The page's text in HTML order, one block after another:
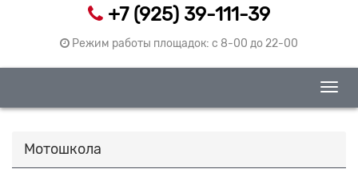
+7 (925) 39-111-39
Режим работы площадок: c 8-00 до 22-00
Мотошкола